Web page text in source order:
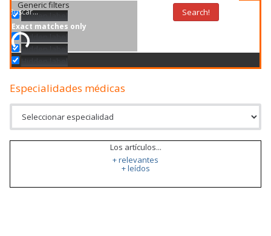
Generic filters
Hidden label
Exact matches only
Hidden label
Hidden label
Hidden label
Search!
Especialidades médicas
Los artículos...
+ relevantes
+ leídos